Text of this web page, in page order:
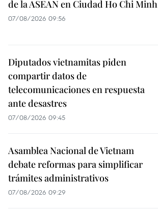
de la ASEAN en Ciudad Ho Chi Minh
07/08/2026 09:56
Diputados vietnamitas piden
compartir datos de
telecomunicaciones en respuesta
ante desastres
07/08/2026 09:45
Asamblea Nacional de Vietnam
debate reformas para simplificar
trámites administrativos
07/08/2026 09:29